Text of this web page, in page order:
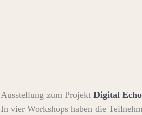
Ausstellung zum Projekt Digital
In vier Workshops haben die